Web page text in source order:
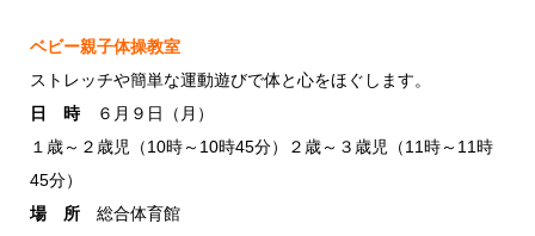
ベビー親子体操教室
ストレッチや簡単な運動遊びで体と心をほぐします。
日 時６月９日（月）
１歳～２歳児（10時～10時45分）２歳～３歳児（11時～11時
45分）
場 所 総合体育館